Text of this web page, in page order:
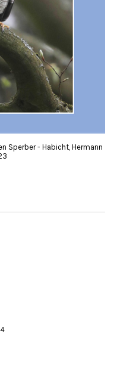
Sperber - Habicht, Hermann